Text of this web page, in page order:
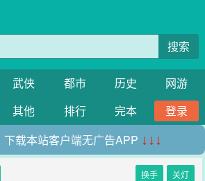
搜索
武侠 都市 历史
网游
其他 排行 完本
登录
载本站客户端无广告APP ↓↓↓
换手 关灯